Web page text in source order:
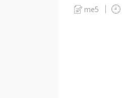
me5